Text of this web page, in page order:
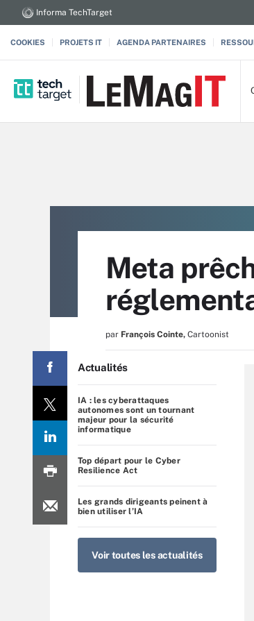
Informa TechTarget
COOKIES PROJETS IT AGENDA PARTENAIRES
Meta
par François Cointe, Cartoonist
Actualités
IA : les cyberattaques
autonomes sont un tournant
majeur pour la sécurité
informatique
Top départ pour le Cyber
Resilience Act
Les grands dirigeants peinent à
bien utiliser l’IA
Voir toutes les actualités